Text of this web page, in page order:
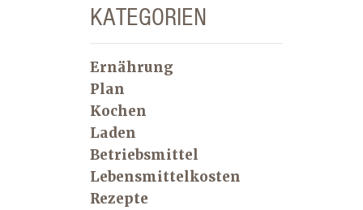
KATEGORIEN
Ernährung
Plan
Kochen
Laden
Betriebsmittel
Lebensmittelkosten
Rezepte